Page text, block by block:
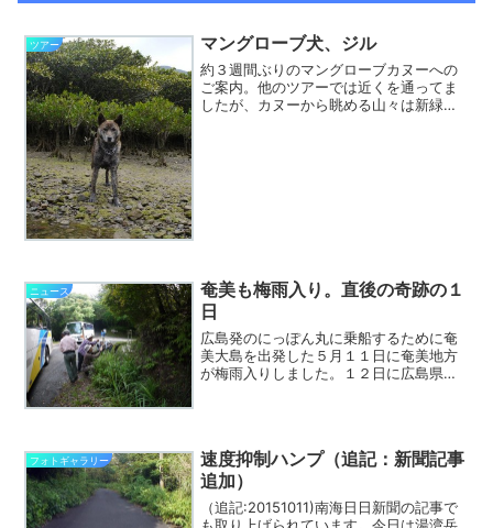
ツアー マングローブ犬、ジル
約３週間ぶりのマングローブカヌーへの
ご案内。他のツアーでは近くを通ってま
したが、カヌーから眺める山々は新緑に
ニュース
奄美も梅雨入り。直後の奇跡の１
日
広島発のにっぽん丸に乗船するために奄
美大島を出発した５月１１日に奄美地方
が梅雨入りしました。１２日に広島県五
フォトギャラリー
速度抑制ハンプ（追記：新聞記事
追加）
（追記:20151011)南海日日新聞の記事で